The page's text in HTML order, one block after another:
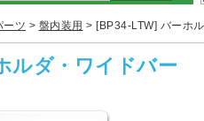
ーツ > 盤内装用 > [BP34-LTW] バーホ
ルダ・ワイドバー